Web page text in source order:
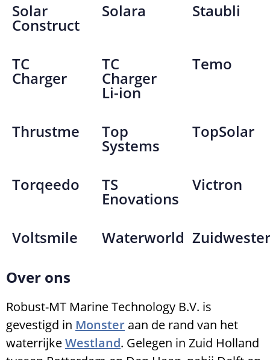
Solar
Construct
Solara Staubli
TC
Charger
TC
Charger
Li-ion
Temo
Thrustme Top
Systems
TopSolar
Torqeedo TS
Enovations
Victron
Voltsmile Waterworld
Over ons
Robust-MT Marine Technology B.V. is
gevestigd in Monster aan de rand van het
waterrijkeWestland. Gelegen in Zuid Holland